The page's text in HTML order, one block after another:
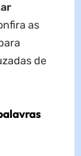
as
de